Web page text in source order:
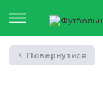
Повернутися